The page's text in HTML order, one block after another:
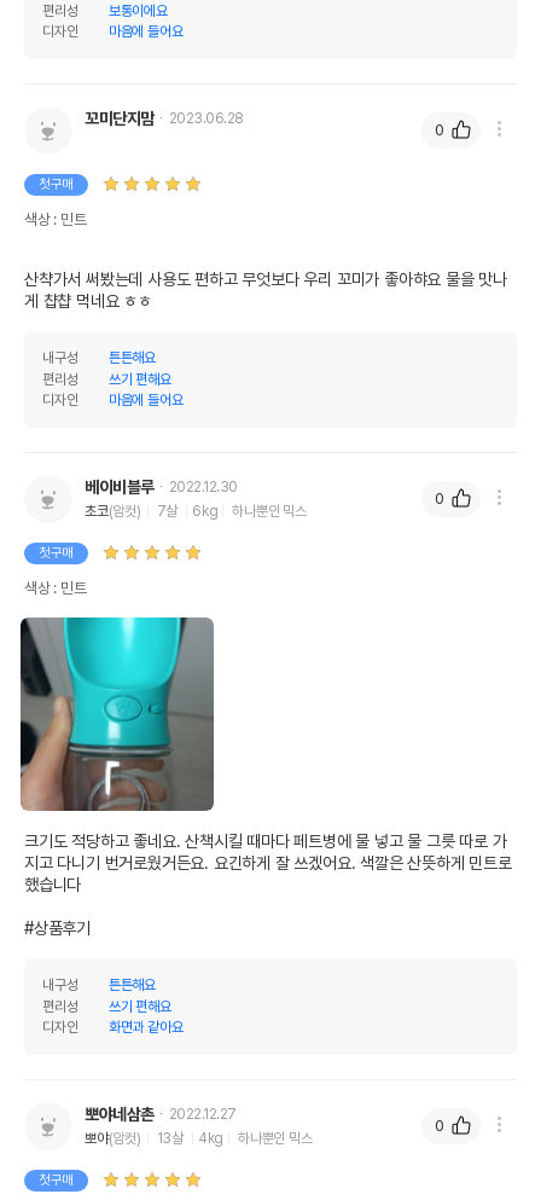
편리성
보통이에요
디자인
마음에 들어요
꼬미단지맘 2023.06.28
첫구매
색상 : 민트
산챡가서 써봤는데 사용도 편하고 무엇보다 우리 꼬미가 좋아햐요 물을 맛나
게 챱챱 먹네요 ㅎㅎ
내구성
튼튼해요
편리성
쓰기 편해요
디자인
마음에 들어요
0
베이비블루
2022.12.30
초코(암컷) 7살 6kg 하나뿐인 믹스
첫구매
색상 : 민트
크기도 적당하고 좋네요. 산책시킬 때마다 페트병에 물 넣고 물 그릇 따로 가
지고 다니기 번거로웠거든요. 요긴하게 잘 쓰겠어요. 색깔은 산뜻하게 민트로
했습니다
#상품후기
내구성
튼튼해요
편리성
쓰기 편해요
디자인
화면과 같아요
0
뽀야네삼촌
2022.12.27
뽀야(암컷) 13살 4kg 하나뿐인 믹스
첫구매
0